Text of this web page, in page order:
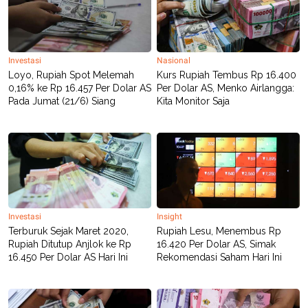
RT
I
S
N
G
K
G
M
I
.
I
D
SITEMAPPROFILETERM
OF
USE
SIBER
Investasi
Loyo, Rupiah Spot Melemah
0,16% ke Rp 16.457 Per Dolar AS
Pada Jumat (21/6) Siang
Nasional
Kurs Rupiah Tembus Rp 16.400
Per Dolar AS, Menko Airlangga:
Kita Monitor Saja
Investasi
Terburuk Sejak Maret 2020,
Rupiah Ditutup Anjlok ke Rp
16.450 Per Dolar AS Hari Ini
Insight
Rupiah Lesu, Menembus Rp
16.420 Per Dolar AS, Simak
Rekomendasi Saham Hari Ini